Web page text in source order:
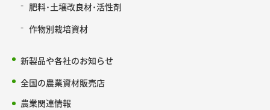
肥料･土壌改良材･活性剤
作物別栽培資材
新製品や各社のお知らせ
全国の農業資材販売店
農業関連情報